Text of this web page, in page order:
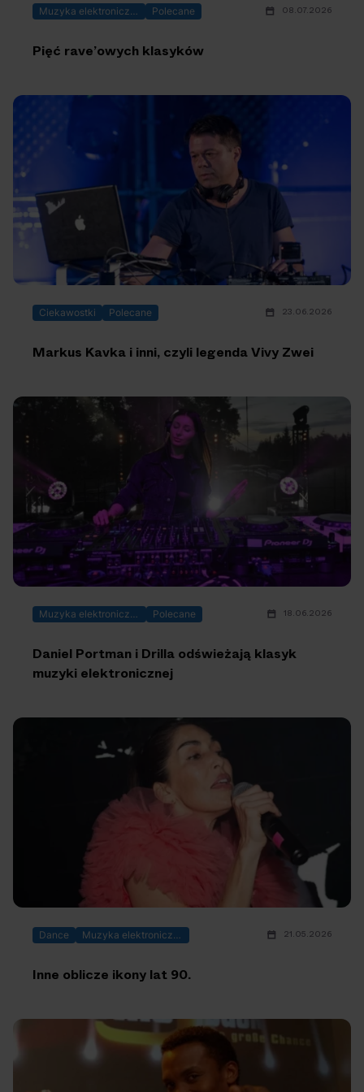
Muzyka elektroniczna Polecane 08.07.2026
Pięć rave’owych klasyków
Ciekawostki Polecane 23.06.2026
Markus Kavka i inni, czyli legenda Vivy Zwei
Muzyka elektroniczna Polecane 18.06.2026
Daniel Portman i Drilla odświeżają klasyk
muzyki elektronicznej
Dance Muzyka elektroniczna 21.05.2026
Inne oblicze ikony lat 90.